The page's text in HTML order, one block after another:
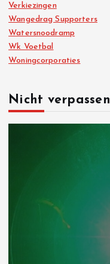
Verkiezingen
Wangedrag Supporters
Watersnoodramp
Wk Voetbal
Woningcorporaties
Nicht verpassen